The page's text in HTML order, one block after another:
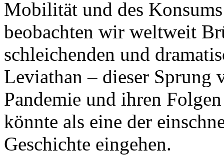
Mobilität und des
beobachten wir weltweit
schleichenden und
Leviathan – dieser Sprung
Pandemie und ihren
könnte als eine der
Geschichte eingehen.